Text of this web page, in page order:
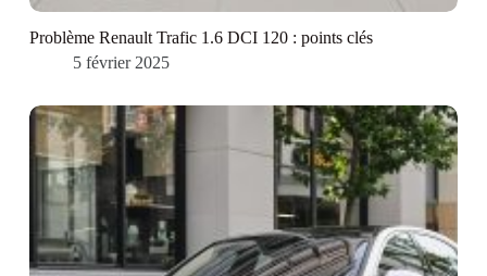
Problème Renault Trafic 1.6 DCI 120 : points clés
5 février 2025